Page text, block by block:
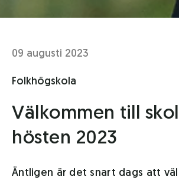
09 augusti 2023
Folkhögskola
Välkommen till
hösten 2023
Äntligen är det snart dags att